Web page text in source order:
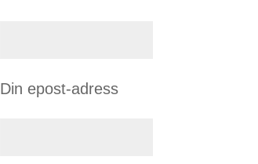
Din epost-adress